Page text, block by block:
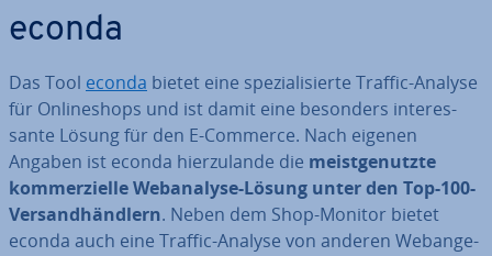
econda
Das Tool econda bietet eine spe­zia­li­sier­te Traffic-Analyse
für On­line­shops und ist damit eine besonders in­ter­es­
san­te Lösung für den E-Commerce. Nach eigenen
Angaben ist econda hier­zu­lan­de die meist­ge­nutz­te
kom­mer­zi­el­le Web­ana­ly­se-Lösung unter den Top-100-
Ver­sand­händ­lern. Neben dem Shop-Monitor bietet
econda auch eine Traffic-Analyse von anderen Web­an­ge­